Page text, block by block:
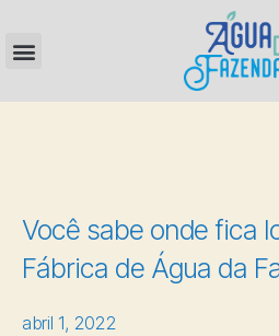
Você sabe onde fica
Fábrica de Água da
abril 1, 2022